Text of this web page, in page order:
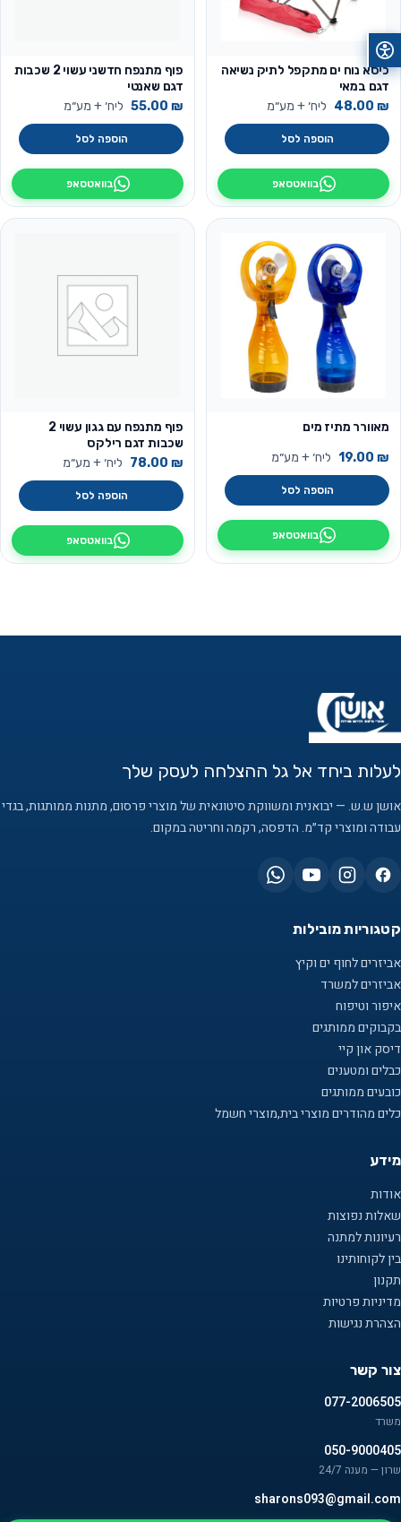
כיסא נוח ים מתקפל לתיק נשיאה
דגם במאי
48.00 ₪ ליח׳ + מע״מ
הוספה לסל
בוואטסאפ
פוף מתנפח חדשני עשוי 2 שכבות
דגם שאנטי
55.00 ₪ ליח׳ + מע״מ
הוספה לסל
בוואטסאפ
מאוורר מתיז מים
19.00 ₪ ליח׳ + מע״מ
הוספה לסל
בוואטסאפ
פוף מתנפח עם גגון עשוי 2
שכבות דגם רילקס
78.00 ₪ ליח׳ + מע״מ
הוספה לסל
בוואטסאפ
לעלות ביחד אל גל ההצלחה לעסק שלך
אושן ש.ש. — יבואנית ומשווקת סיטונאית של מוצרי פרסום, מתנות ממותגות, בגדי
עבודה ומוצרי קד״מ. הדפסה, רקמה וחריטה במקום.
קטגוריות מובילות
אביזרים לחוף ים וקיץ
אביזרים למשרד
איפור וטיפוח
בקבוקים ממותגים
דיסק און קיי
כבלים ומטענים
כובעים ממותגים
כלים מהודרים מוצרי בית,מוצרי חשמל
מידע
אודות
שאלות נפוצות
רעיונות למתנה
בין לקוחותינו
תקנון
מדיניות פרטיות
הצהרת נגישות
צור קשר
077-2006505
משרד
050-9000405
שרון — מענה 24/7
sharons093@gmail.com